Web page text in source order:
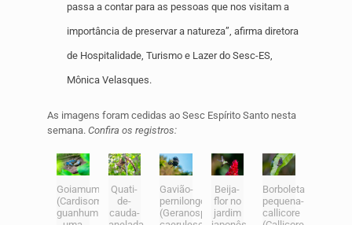
passa a contar para as pessoas que nos visitam a
importância de preservar a natureza”, afirma diretora
de Hospitalidade, Turismo e Lazer do Sesc-ES,
Mônica Velasques.
As imagens foram cedidas ao Sesc Espírito Santo nesta
semana. Confira os registros:
Goiamum
(Cardisoma
guanhumi),
Quati-
de-
cauda-
Gavião-
pernilongo
(Geranospiza
Beija-
flor no
jardim
Borboleta-
pequena-
callicore